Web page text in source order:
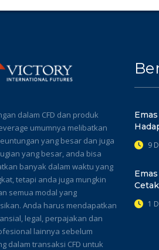
dalam CFD dan produk
umumnya melibatkan
yang besar dan juga
yang besar, anda bisa
banyak dalam waktu yang
tetapi anda juga mungkin
semua modal yang
Anda harus mendapatkan
legal, perpajakan dan
lainnya sebelum
dalam transaksi CFD untuk
9
1